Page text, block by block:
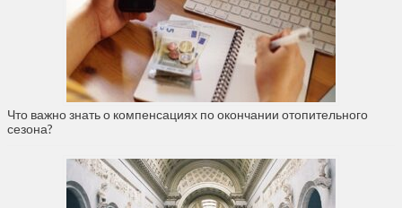
Что важно знать о компенсациях по окончании отопительного
сезона?